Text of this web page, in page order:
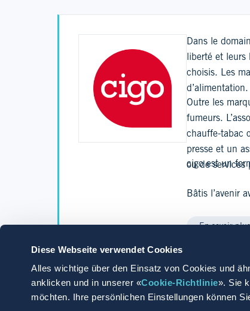
Diese Webseite verwendet Cookies
Alles wichtige über den Einsatz von Cookies und
anklicken und in unserer «Cookie-Richtlinie». Sie
möchten. Ihre persönlichen Einstellungen können
Dans le
liberté et
choisis. Les
d’alimentation.
Outre les
fumeurs.
chauffe-tabac
presse et un
ou de services
cigo est un
Bâtis l’avenir
En savoir plus